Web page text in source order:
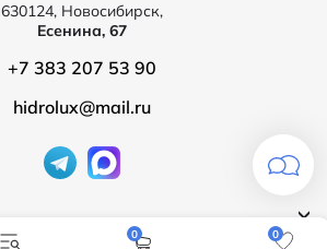
630124, Новосибирск,
Есенина, 67
+7 383 207 53 90
hidrolux@mail.ru
0 0